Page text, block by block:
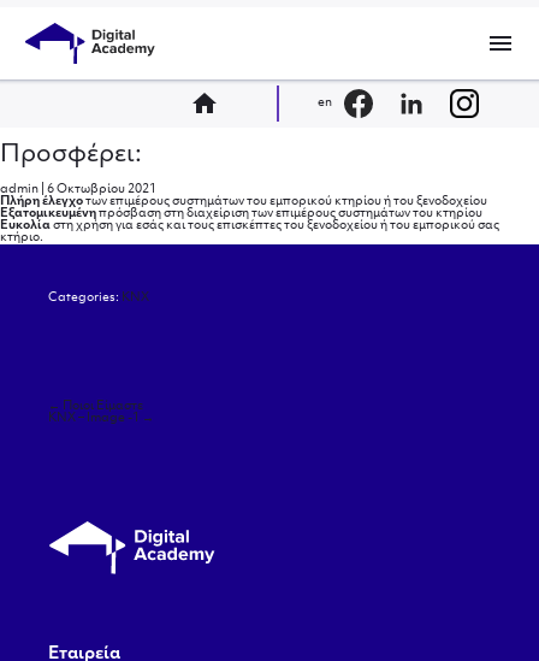
menu
home en
Προσφέρει:
admin
6 Οκτωβρίου 2021
Πλήρη έλεγχοτων επιμέρους συστημάτων του εμπορικού κτηρίου ή του ξενοδοχείου
Εξατομικευμένηπρόσβαση στη διαχείριση των επιμέρους συστημάτων του κτηρίου
Ευκολίαστη χρήση για εσάς και τους επισκέπτες του ξενοδοχείου ή του εμπορικού σας
κτήριο.
Categories: ΚΝΧ
Πλοήγηση
άρθρων
←
Ποιοι Είμαστε
KNX – Image -1
→
Εταιρεία